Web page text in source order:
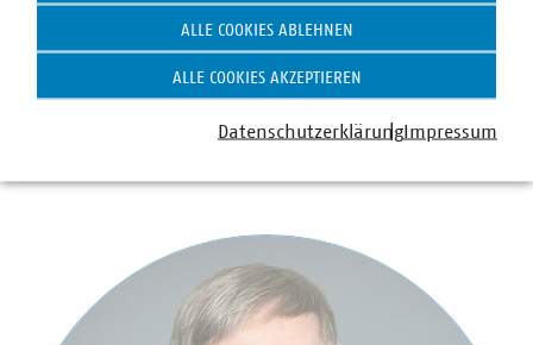
Fachgebietsleiterin Europäische Woche der
Abfallvermeidung / Let’s Clean Up Europe
ALLE COOKIES ABLEHNEN
ALLE COOKIES AKZEPTIEREN
DatenschutzerklärungImpressum